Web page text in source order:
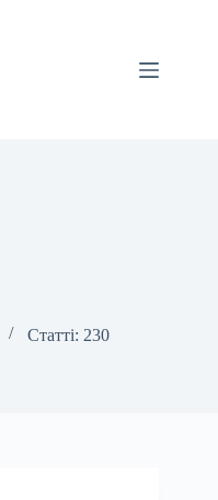
Статті: 230